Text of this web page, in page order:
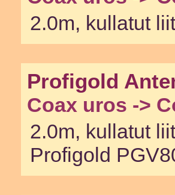
2.0m, kullatut
Profigold
Coax uros ->
2.0m, kullatut
Profigold